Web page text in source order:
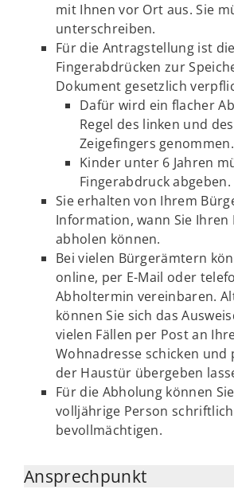
mit Ihnen vor Ort aus. Sie
unterschreiben.
Für die Antragstellung ist
Fingerabdrücken zur
Dokument gesetzlich
Dafür wird ein flacher
Regel des linken und
Zeigefingers genommen.
Kinder unter 6 Jahren
Fingerabdruck abgeben.
Sie erhalten von Ihrem
Information, wann Sie Ihren
abholen können.
Bei vielen Bürgerämtern
online, per E-Mail oder
Abholtermin vereinbaren.
können Sie sich das
vielen Fällen per Post an
Wohnadresse schicken und
der Haustür übergeben
Für die Abholung können
volljährige Person schriftlich
bevollmächtigen.
Ansprechpunkt